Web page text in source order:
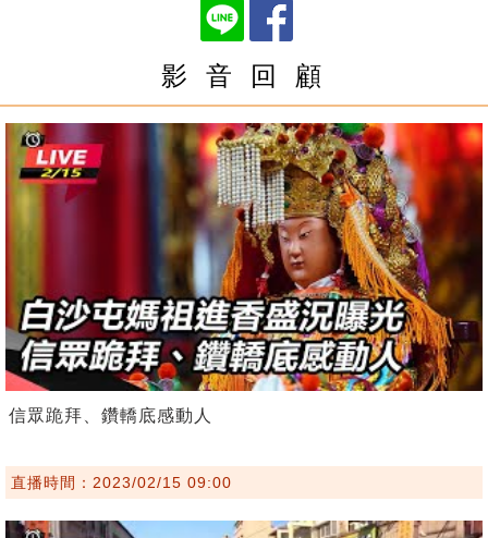
影 音 回 顧
信眾跪拜、鑽轎底感動人
直播時間：2023/02/15 09:00